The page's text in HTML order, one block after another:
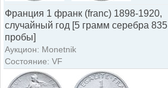
Франция 1 франк (franc) 1898-1920,
случайный год [5 грамм серебра 835
пробы]
Аукцион: Monetnik
Состояние: VF